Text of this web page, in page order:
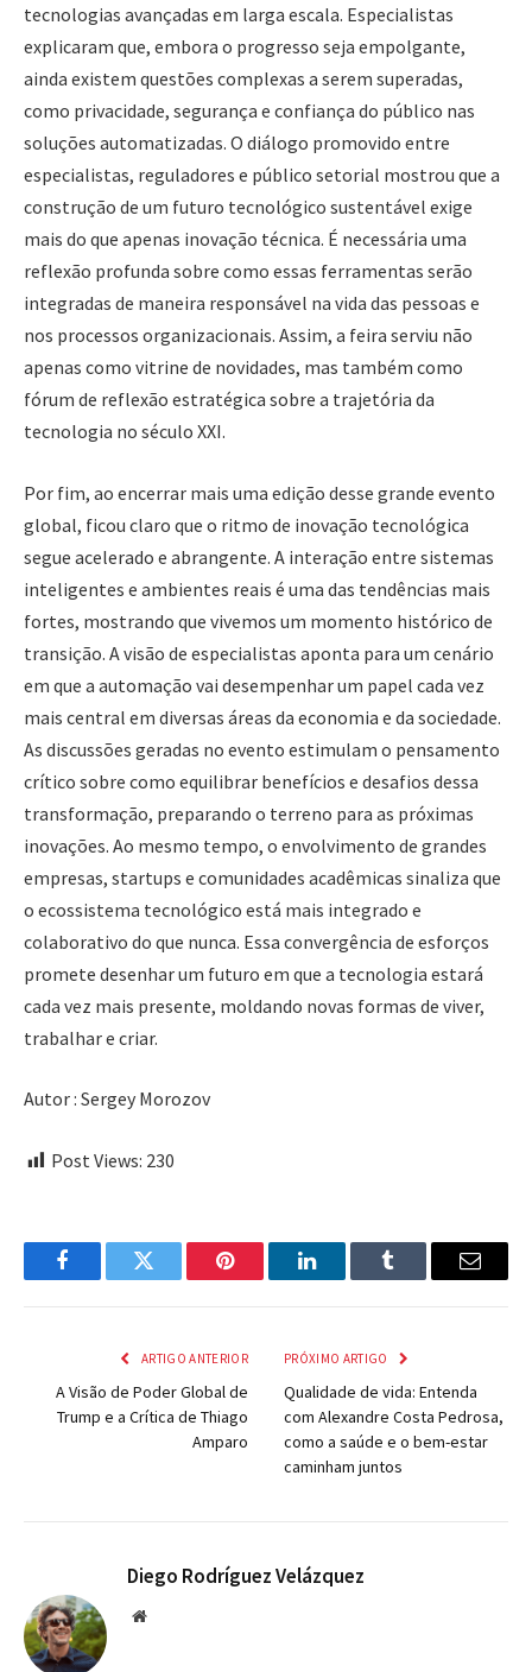
tecnologias avançadas em larga escala. Especialistas
explicaram que, embora o progresso seja empolgante,
ainda existem questões complexas a serem superadas,
como privacidade, segurança e confiança do público nas
soluções automatizadas. O diálogo promovido entre
especialistas, reguladores e público setorial mostrou que a
construção de um futuro tecnológico sustentável exige
mais do que apenas inovação técnica. É necessária uma
reflexão profunda sobre como essas ferramentas serão
integradas de maneira responsável na vida das pessoas e
nos processos organizacionais. Assim, a feira serviu não
apenas como vitrine de novidades, mas também como
fórum de reflexão estratégica sobre a trajetória da
tecnologia no século XXI.
Por fim, ao encerrar mais uma edição desse grande evento
global, ficou claro que o ritmo de inovação tecnológica
segue acelerado e abrangente. A interação entre sistemas
inteligentes e ambientes reais é uma das tendências mais
fortes, mostrando que vivemos um momento histórico de
transição. A visão de especialistas aponta para um cenário
em que a automação vai desempenhar um papel cada vez
mais central em diversas áreas da economia e da sociedade.
As discussões geradas no evento estimulam o pensamento
crítico sobre como equilibrar benefícios e desafios dessa
transformação, preparando o terreno para as próximas
inovações. Ao mesmo tempo, o envolvimento de grandes
empresas, startups e comunidades acadêmicas sinaliza que
o ecossistema tecnológico está mais integrado e
colaborativo do que nunca. Essa convergência de esforços
promete desenhar um futuro em que a tecnologia estará
cada vez mais presente, moldando novas formas de viver,
trabalhar e criar.
Autor : Sergey Morozov
Post Views: 230
FacebookTwitter Pinterest LinkedInTumblr Email
ARTIGO ANTERIOR
A Visão de Poder Global de
Trump e a Crítica de Thiago
Amparo
PRÓXIMO ARTIGO
Qualidade de vida: Entenda
com Alexandre Costa Pedrosa,
como a saúde e o bem-estar
caminham juntos
Diego Rodríguez Velázquez
Website